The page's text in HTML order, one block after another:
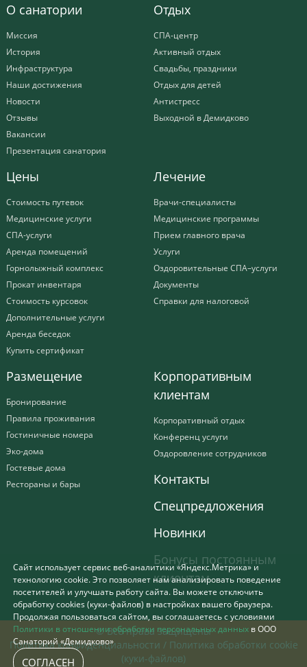
О санатории
Миссия
История
Инфраструктура
Наши достижения
Новости
Отзывы
Вакансии
Презентация санатория
Отдых
СПА-центр
Активный отдых
Свадьбы, праздники
Отдых для детей
Антистресс
Выходной в Демидково
Цены
Стоимость путевок
Медицинские услуги
СПА-услуги
Аренда помещений
Горнолыжный комплекс
Прокат инвентаря
Стоимость курсовок
Дополнительные услуги
Аренда беседок
Купить сертификат
Лечение
Врачи-специалисты
Медицинские программы
Прием главного врача
Услуги
Оздоровительные СПА–услуги
Документы
Справки для налоговой
Размещение
Бронирование
Правила проживания
Гостиничные номера
Эко-дома
Гостевые дома
Рестораны и бары
Корпоративным
клиентам
Корпоративный отдых
Конференц услуги
Оздоровление сотрудников
Контакты
Спецпредложения
Новинки
Бонусы постоянным
клиентам
© Все права защищены
Политика конфиденциальности / Политика обработки cookie
(куки-файлов)
Сайт использует сервис веб-аналитики «Яндекс.Метрика» и
технологию cookie. Это позволяет нам анализировать поведение
посетителей и улучшать работу сайта. Вы можете отключить
обработку cookies (куки-файлов) в настройках вашего браузера.
Продолжая пользоваться сайтом, вы соглашаетесь с условиями
Политики в отношении обработки персональных данных в ООО
Санаторий «Демидково»
СОГЛАСЕН